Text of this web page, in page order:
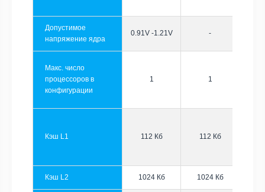
Допустимое
напряжение ядра
0.91V -1.21V -
Макс. число
процессоров в
конфигурации
1 1
Кэш L1 112 Кб 112 Кб
Кэш L2 1024 Кб 1024 Кб